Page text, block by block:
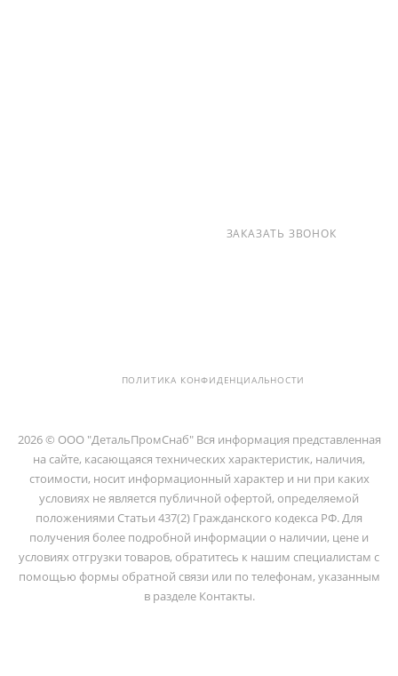
ЗАКАЗАТЬ ЗВОНОК
ПОЛИТИКА КОНФИДЕНЦИАЛЬНОСТИ
2026 © ООО "ДетальПромСнаб" Вся информация представленная
на сайте, касающаяся технических характеристик, наличия,
стоимости, носит информационный характер и ни при каких
условиях не является публичной офертой, определяемой
положениями Статьи 437(2) Гражданского кодекса РФ. Для
получения более подробной информации о наличии, цене и
условиях отгрузки товаров, обратитесь к нашим специалистам с
помощью формы обратной связи или по телефонам, указанным
в разделе Контакты.